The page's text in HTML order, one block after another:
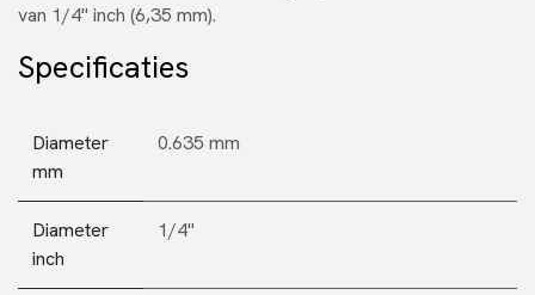
van 1/4" inch (6,35 mm).
Specificaties
Diameter
mm
0.635 mm
Diameter
inch
1/4"